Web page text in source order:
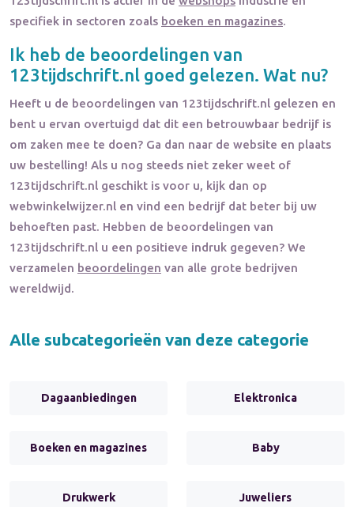
specifiek in sectoren zoals boeken en magazines.
Ik heb de beoordelingen van
123tijdschrift.nl goed gelezen. Wat nu?
Heeft u de beoordelingen van 123tijdschrift.nl gelezen en
bent u ervan overtuigd dat dit een betrouwbaar bedrijf is
om zaken mee te doen? Ga dan naar de website en plaats
uw bestelling! Als u nog steeds niet zeker weet of
123tijdschrift.nl geschikt is voor u, kijk dan op
webwinkelwijzer.nl en vind een bedrijf dat beter bij uw
behoeften past. Hebben de beoordelingen van
123tijdschrift.nl u een positieve indruk gegeven? We
verzamelen beoordelingen van alle grote bedrijven
wereldwijd.
Alle subcategorieën van deze categorie
Dagaanbiedingen Elektronica
Boeken en magazines Baby
Drukwerk Juweliers